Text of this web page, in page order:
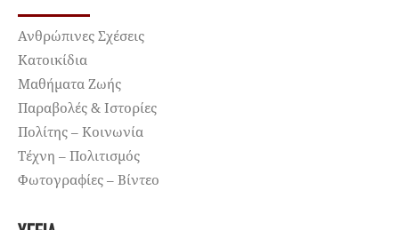
Ανθρώπινες Σχέσεις
Κατοικίδια
Μαθήματα Ζωής
Παραβολές & Ιστορίες
Πολίτης – Κοινωνία
Τέχνη – Πολιτισμός
Φωτογραφίες – Βίντεο